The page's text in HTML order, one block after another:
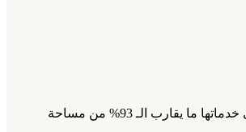
قامت اتصالات بإنشاء شبكة 4G+ LTE الأوسع نطاقًا في المنطقة، والتي تقوم بتزويد خدمات الهاتف المتحرك عريضة النطاق بسرعة تصل إلى 300Mbps حيث تغطي خدماتها ما يقارب الـ 93% من مساحة